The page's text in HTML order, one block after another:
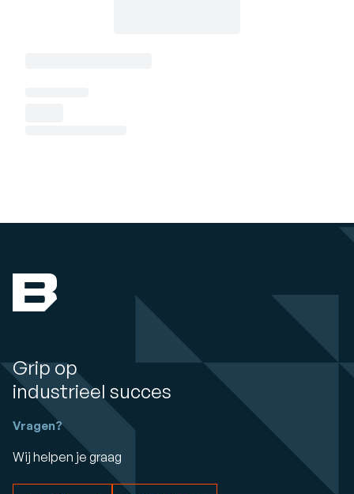
Grip op
industrieel succes
Vragen?
Wij helpen je graag